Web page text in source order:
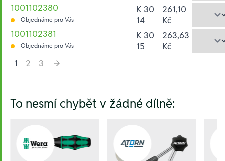
1001102380
Objednáme pro Vás
K 30
14
261,10
Kč
1001102381
Objednáme pro Vás
K 30
15
263,63
Kč
1
2
3
To nesmí chybět v žádné dílně: